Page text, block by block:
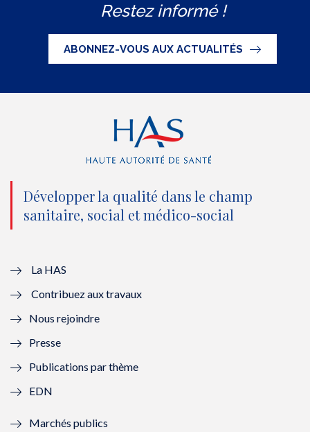
i
t
t
e
n
o
u
l
l
f
c
e
b
o
o
k
(
n
o
e
e
u
t
u
b
e
(
n
o
u
n
k
e
d
(
n
o
Restez informé !
ABONNEZ-VOUS AUX ACTUALITÉS
Développer la qualité dans le champ
sanitaire, social et médico-social
La HAS
Contribuez aux travaux
Nous rejoindre
Presse
Publications par thème
EDN
Marchés publics